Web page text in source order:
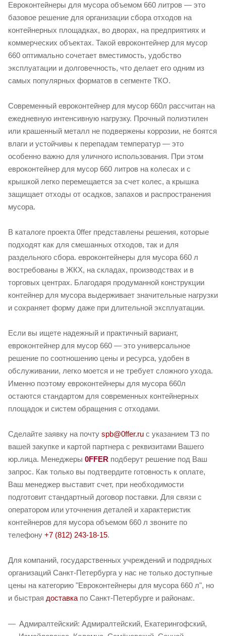
Евроконтейнеры для мусора объемом 660 литров — это
базовое решение для организации сбора отходов на
контейнерных площадках, во дворах, на предприятиях и
коммерческих объектах. Такой евроконтейнер для мусор
660 оптимально сочетает вместимость, удобство
эксплуатации и долговечность, что делает его одним из
самых популярных форматов в сегменте ТКО.
Современный евроконтейнер для мусор 660л рассчитан на
ежедневную интенсивную нагрузку. Прочный полиэтилен
или крашенный металл не подвержены коррозии, не боятся
влаги и устойчивы к перепадам температур — это
особенно важно для уличного использования. При этом
евроконтейнер для мусор 660 литров на колесах и с
крышкой легко перемещается за счет колес, а крышка
защищает отходы от осадков, запахов и распространения
мусора.
В каталоге проекта 0ffer представлены решения, которые
подходят как для смешанных отходов, так и для
раздельного сбора. евроконтейнеры для мусора 660 л
востребованы в ЖКХ, на складах, производствах и в
торговых центрах. Благодаря продуманной конструкции
контейнер для мусора выдерживает значительные нагрузки
и сохраняет форму даже при длительной эксплуатации.
Если вы ищете надежный и практичный вариант,
евроконтейнер для мусор 660 — это универсальное
решение по соотношению цены и ресурса, удобен в
обслуживании, легко моется и не требует сложного ухода.
Именно поэтому евроконтейнеры для мусора 660л
остаются стандартом для современных контейнерных
площадок и систем обращения с отходами.
Сделайте заявку на почту spb@0ffer.ru с указанием ТЗ по
вашей закупке и картой партнера с реквизитами Вашего
юр.лица. Менеджеры 0FFER подберут решение под Ваш
запрос. Как только вы подтвердите готовность к оплате,
Ваш менеджер выставит счет, при необходимости
подготовит стандартный договор поставки. Для связи с
оператором или уточнения деталей и характеристик
контейнеров для мусора объемом 660 л звоните по
телефону +7 (812) 243-18-15.
Для компаний, государственных учреждений и подрядных
организаций Санкт-Петербурга у нас не только доступные
цены на категорию "Евроконтейнеры для мусора 660 л", но
и быстрая доставка по Санкт-Петербурге и районам:.
Адмиралтейский: Адмиралтейский, Екатерингофский,